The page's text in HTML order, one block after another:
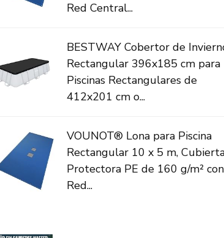
Red Central...
BESTWAY Cobertor de
Rectangular 396x185 cm para
Piscinas Rectangulares de
412x201 cm o...
VOUNOT® Lona para Piscina
Rectangular 10 x 5 m,
Protectora PE de 160 g/m² con
Red...